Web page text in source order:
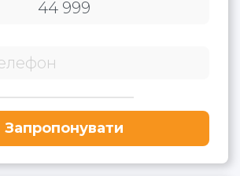
Запропонувати